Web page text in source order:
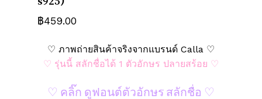
฿459.00
♡ ภาพถ่ายสินค้าจริงจากแบรนด์ Calla ♡
♡ รุ่นนี้ สลักชื่อได้ 1 ตัวอักษร ปลายสร้อย ♡
♡ คลิ๊ก ดูฟอนต์ตัวอักษร สลักชื่อ ♡